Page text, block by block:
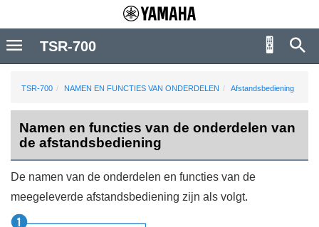
TSR-700 NAMEN EN FUNCTIES VAN ONDERDELEN Afstandsbediening
Namen en functies van de onderdelen van
de afstandsbediening
De namen van de onderdelen en functies van de
meegeleverde afstandsbediening zijn als volgt.
TSR-700